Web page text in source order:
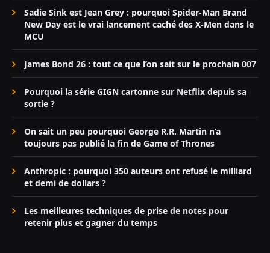
Sadie Sink est Jean Grey : pourquoi Spider-Man Brand
New Day est le vrai lancement caché des X-Men dans le
MCU
James Bond 26 : tout ce que l’on sait sur le prochain 007
Pourquoi la série GIGN cartonne sur Netflix depuis sa
sortie ?
On sait un peu pourquoi George R.R. Martin n’a
toujours pas publié la fin de Game of Thrones
Anthropic : pourquoi 350 auteurs ont refusé le milliard
et demi de dollars ?
Les meilleures techniques de prise de notes pour
retenir plus et gagner du temps